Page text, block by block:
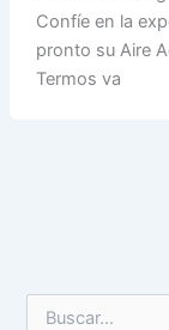
Confíe en la
pronto su Aire
Termos va